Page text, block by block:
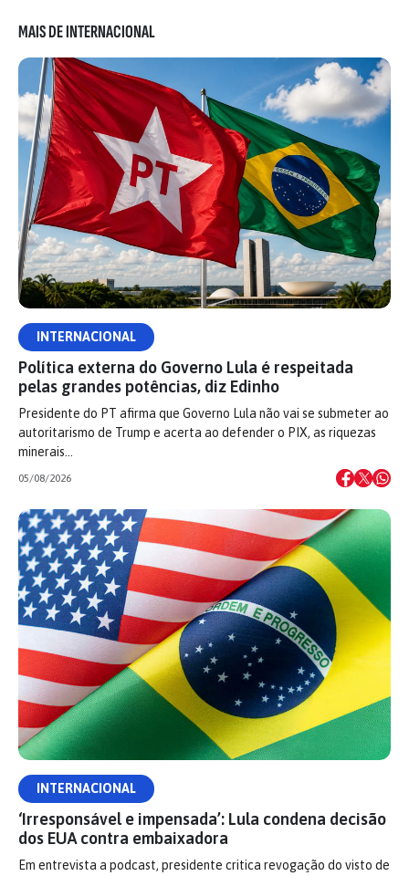
MAIS DE INTERNACIONAL
INTERNACIONAL
Política externa do Governo Lula é respeitada
pelas grandes potências, diz Edinho
Presidente do PT afirma que Governo Lula não vai se submeter ao
autoritarismo de Trump e acerta ao defender o PIX, as riquezas
minerais…
05/08/2026
INTERNACIONAL
‘Irresponsável e impensada’: Lula condena decisão
dos EUA contra embaixadora
Em entrevista a podcast, presidente critica revogação do visto de